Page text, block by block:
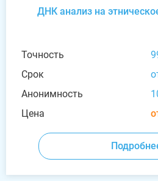
ДНК анализ на
Точность
Срок
Анонимность
Цена